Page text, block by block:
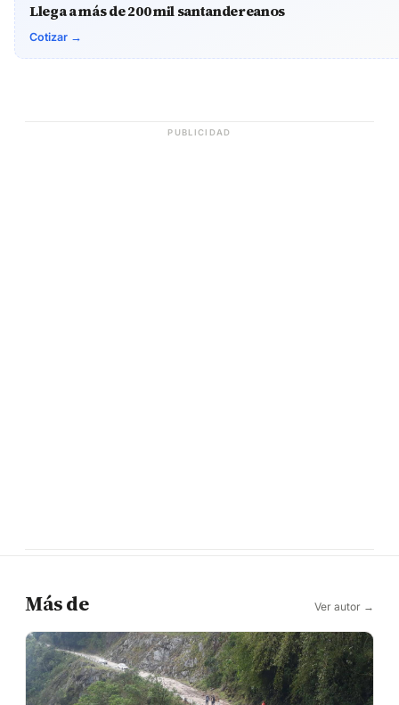
Llega a más de 200 mil santandereanos
Cotizar →
PUBLICIDAD
Más de Ver autor →